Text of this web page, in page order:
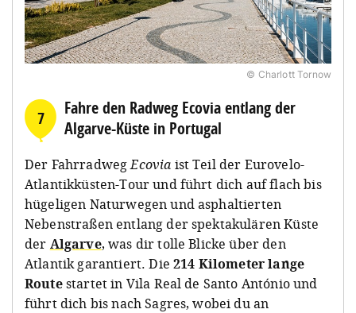
© Charlott Tornow
7
Fahre den Radweg Ecovia entlang der
Algarve-Küste in Portugal
Der FahrradwegEcovia ist Teil der Eurovelo-
Atlantikküsten-Tour und führt dich auf flach bis
hügeligen Naturwegen und asphaltierten
Nebenstraßen entlang der spektakulären Küste
der Algarve, was dir tolle Blicke über den
Atlantik garantiert. Die 214 Kilometer lange
Routestartet in Vila Real de Santo António und
führt dich bis nach Sagres, wobei du an